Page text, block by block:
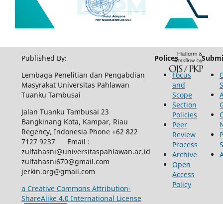
Published By:
Lembaga Penelitian dan Pengabdian
Masyrakat Universitas Pahlawan
Tuanku Tambusai
Jalan Tuanku Tambusai 23
Bangkinang Kota, Kampar, Riau
Regency, Indonesia Phone +62 822
7127 9237 Email :
zulfahasni@universitaspahlawan.ac.id
zulfahasni670@gmail.com
jerkin.org@gmail.com
a Creative Commons Attribution-
ShareAlike 4.0 International License
Polices
Focus
and
Scope
Section
Policies
Peer
Review
Process
Archive
Open
Access
Policy